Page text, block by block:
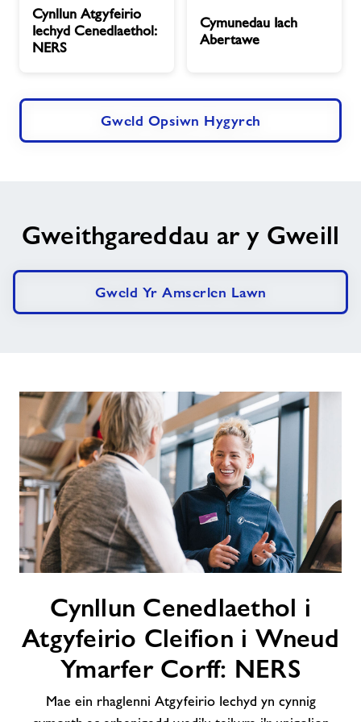
Atgyfeirio
Iechyd
Cenedlaethol:
Cynllun Atgyfeirio
Iechyd Cenedlaethol:
NERS
Iach
Abertawe
Cymunedau Iach
Abertawe
Gweld Opsiwn Hygyrch
Gweithgareddau ar y Gweill
Gweld Yr Amserlen Lawn
Cenedlaethol
Atgyfeirio
Cleifion
Wneud
Ymarfer
Cynllun Cenedlaethol i
Atgyfeirio Cleifion i Wneud
Ymarfer Corff: NERS
Mae ein rhaglenni Atgyfeirio Iechyd yn cynnig